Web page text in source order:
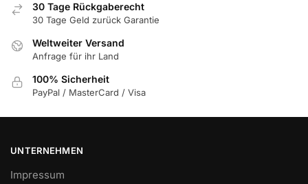
30 Tage Rückgaberecht
30 Tage Geld zurück Garantie
Weltweiter Versand
Anfrage für ihr Land
100% Sicherheit
PayPal / MasterCard / Visa
UNTERNEHMEN
Impressum